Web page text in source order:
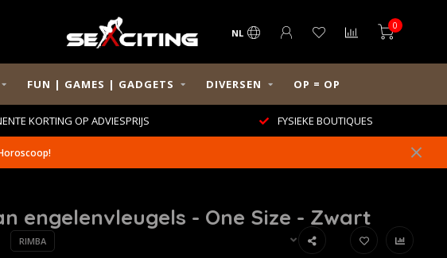
NL
0
FUN | GAMES | GADGETS DIVERSEN OP = OP
KORTING OP ADVIESPRIJS FYSIEKE BOUTIQUES
engelenvleugels - One Size - Zwart
RIMBA